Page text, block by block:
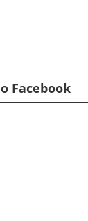
Facebook